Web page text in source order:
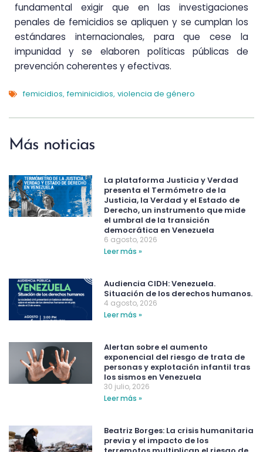
fundamental exigir que en las investigaciones
penales de femicidios se apliquen y se cumplan los
estándares internacionales, para que cese la
impunidad y se elaboren políticas públicas de
prevención coherentes y efectivas.
femicidios,feminicidios, violencia de género
Más noticias
La plataforma Justicia y Verdad
presenta el Termómetro de la
Justicia, la Verdad y el Estado de
Derecho, un instrumento que mide
el umbral de la transición
democrática en Venezuela
6 agosto, 2026
Leer más »
Audiencia CIDH: Venezuela.
Situación de los derechos humanos.
4 agosto, 2026
Leer más »
Alertan sobre el aumento
exponencial del riesgo de trata de
personas y explotación infantil tras
los sismos en Venezuela
30 julio, 2026
Leer más »
Beatriz Borges: La crisis humanitaria
previa y el impacto de los